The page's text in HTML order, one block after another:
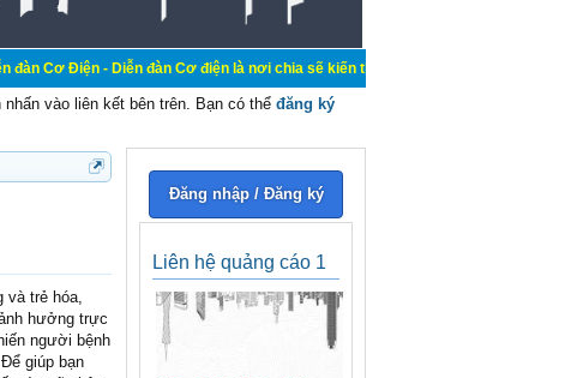
- Diễn đàn Cơ điện là nơi chia sẽ kiến thức kinh nghiệm trong lãnh vực cơ
nhấn vào liên kết bên trên. Bạn có thể đăng ký
và trẻ hóa,
hưởng trực
người bệnh
giúp bạn
Đăng nhập / Đăng ký
Liên hệ quảng cáo 1